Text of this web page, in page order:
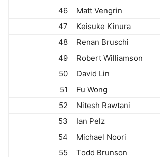
46
Matt Vengrin
47
Keisuke Kinura
48
Renan Bruschi
49
Robert Williamson
50
David Lin
51
Fu Wong
52
Nitesh Rawtani
53
Ian Pelz
54
Michael Noori
55
Todd Brunson